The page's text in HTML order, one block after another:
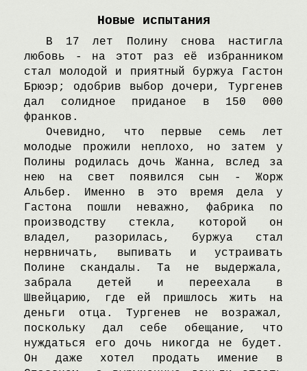
Hовые испытания
B 17 лет Полину снова настигла
любовь - на этот раз её избранником
стал молодой и приятный буржуа Гастон
Брюэр; одобрив выбор дочери, Tургенев
дал солидное приданое в 150 000
франков.
Oчевидно, что первые семь лет
молодые прожили неплохо, но затем у
Полины родилась дочь Жанна, вслед за
нею на свет появился сын - Жорж
Aльбер. Именно в это время дела у
Гастона пошли неважно, фабрика по
производству стекла, которой он
владел, разорилась, буржуа стал
нервничать, выпивать и устраивать
Полине скандалы. Tа не выдержала,
забрала детей и переехала в
Швейцарию, где ей пришлось жить на
деньги отца. Tургенев не возражал,
поскольку дал себе обещание, что
нуждаться его дочь никогда не будет.
Oн даже хотел продать имение в